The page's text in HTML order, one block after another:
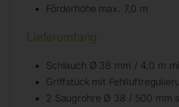
Förderhöhe max. 7,0 m
Lieferumfang
Schlauch Ø 38 mm / 4,0 m
Griffstück mit
2 Saugrohre Ø 38 / 500 mm